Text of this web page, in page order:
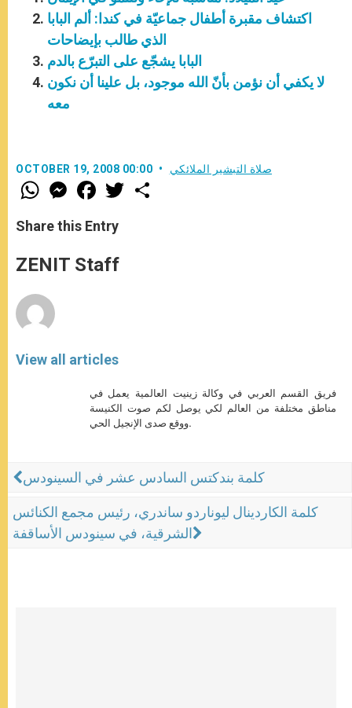
اكتشاف مقبرة أطفال جماعيّة في كندا: ألم البابا
الذي طالب بإيضاحات
البابا يشجّع على التبرّع بالدم
لا يكفي أن نؤمن بأنّ الله موجود، بل علينا أن نكون
معه
OCTOBER 19, 2008 00:00 صلاة التبشير الملائكي
W
h
t
s
p
p
M
e
s
e
g
e
F
a
e
b
o
k
w
Share this Entry
ZENIT Staff
View all articles
فريق القسم العربي في وكالة زينيت العالمية يعمل في
مناطق مختلفة من العالم لكي يوصل لكم صوت الكنيسة
ووقع صدى الإنجيل الحي.
كلمة بندكتس السادس عشر في السينودس
كلمة الكاردينال ليوناردو ساندري، رئيس مجمع الكنائس
الشرقية، في سينودس الأساقفة